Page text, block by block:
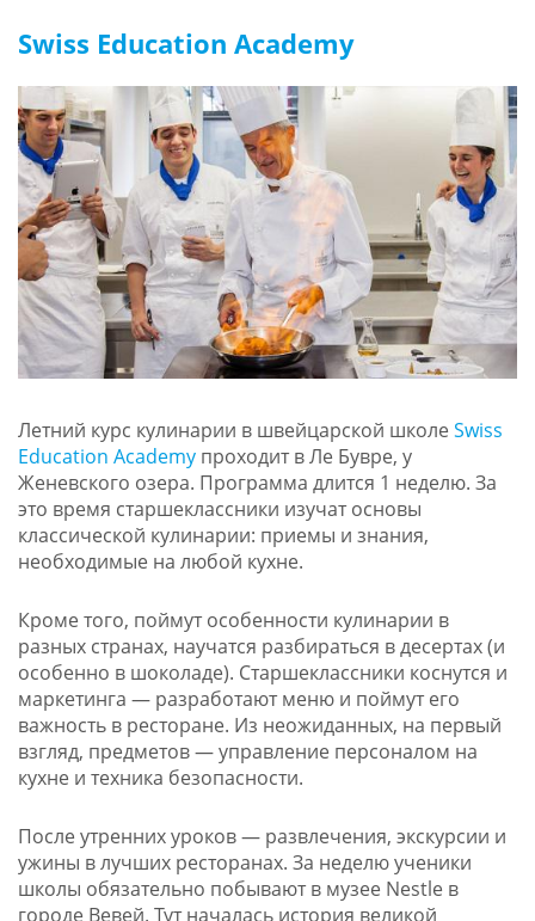
Swiss Education Academy
Летний курс кулинарии в швейцарской школе Swiss
Education Academyпроходит в Ле Бувре, у
Женевского озера. Программа длится 1 неделю. За
это время старшеклассники изучат основы
классической кулинарии: приемы и знания,
необходимые на любой кухне.
Кроме того, поймут особенности кулинарии в
разных странах, научатся разбираться в десертах (и
особенно в шоколаде). Старшеклассники коснутся и
маркетинга — разработают меню и поймут его
важность в ресторане. Из неожиданных, на первый
взгляд, предметов — управление персоналом на
кухне и техника безопасности.
После утренних уроков — развлечения, экскурсии и
ужины в лучших ресторанах. За неделю ученики
школы обязательно побывают в музее Nestle в
городе Вевей. Тут началась история великой